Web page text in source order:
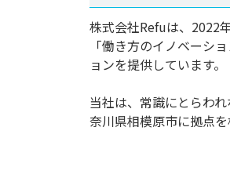
株式会社Refuは、2022
「働き方のイノベーシ
ョンを提供しています。
当社は、常識にとらわ
奈川県相模原市に拠点